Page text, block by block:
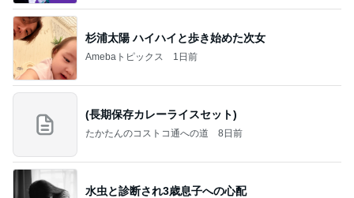
杉浦太陽 ハイハイと歩き始めた次女
Amebaトピックス 1日前
(長期保存カレーライスセット)
たかたんのコストコ通への道 8日前
水虫と診断され3歳息子への心配